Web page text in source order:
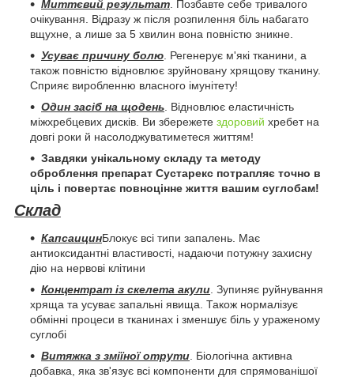
Миттєвий результат . Позбавте себе тривалого
очікування. Відразу ж після розпилення біль набагато
вщухне, а лише за 5 хвилин вона повністю зникне.
Усуває причину болю . Регенерує м'які тканини, а
також повністю відновлює зруйновану хрящову тканину.
Сприяє виробленню власного імунітету!
Один засіб на щодень . Відновлює еластичність
міжхребцевих дисків. Ви збережете здоровий хребет на
довгі роки й насолоджуватиметеся життям!
Завдяки унікальному складу та методу
оброблення препарат Сустарекс потрапляє точно в
ціль і повертає повноцінне життя вашим суглобам!
Склад
КапсаицинБлокує всі типи запалень. Має
антиоксидантні властивості, надаючи потужну захисну
дію на нервові клітини
Концентрат із скелета акули . Зупиняє руйнування
хряща та усуває запальні явища. Також нормалізує
обмінні процеси в тканинах і зменшує біль у ураженому
суглобі
Витяжка з зміїної отрути . Біологічна активна
добавка, яка зв'язує всі компоненти для спрямованішої